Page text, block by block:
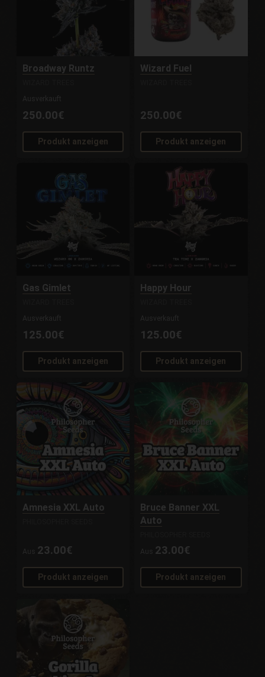
Broadway Runtz
Ausverkauft
250.00€
Produkt anzeigen
Wizard Fuel
250.00€
Produkt anzeigen
Gas Gimlet
Ausverkauft
125.00€
Produkt anzeigen
Happy Hour
Ausverkauft
125.00€
Produkt anzeigen
Amnesia XXL Auto
Aus 23.00€
Produkt anzeigen
Bruce Banner XXL
Auto
Aus 23.00€
Produkt anzeigen